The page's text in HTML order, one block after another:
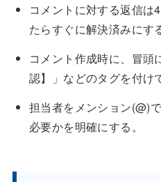
コメントに対する返信は
たらすぐに解決済みにす
コメント作成時に、冒頭
認】」などのタグを付け
担当者をメンション(@)
必要かを明確にする。